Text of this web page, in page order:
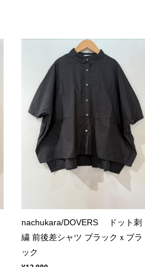
nachukara/DOVERS ドット刺
繍 前後差シャツ ブラックｘブラ
ック